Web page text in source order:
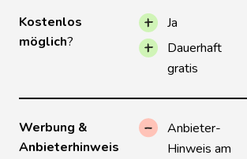
Kostenlos
möglich?
Ja
Dauerhaft
gratis
Werbung &
Anbieterhinweis
Anbieter-
Hinweis am